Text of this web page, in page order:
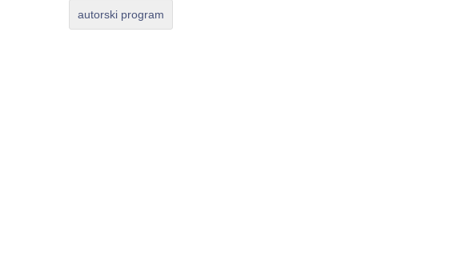
autorski program